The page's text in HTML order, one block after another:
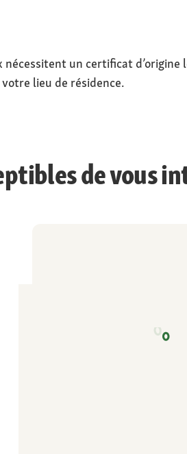
un certificat d’origine
lieu de résidence.
de vous